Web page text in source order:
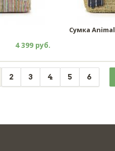
4 399 руб.
Сумка Animal
2 3 4 5 6